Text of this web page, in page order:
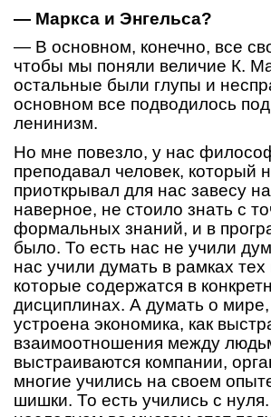
— Маркса и Энгельса?
— В основном, конечно, все
чтобы мы поняли величие К.
остальные были глупы и
основном все подводилось
ленинизм.
Но мне повезло, у нас
преподавал человек, который
приоткрывал для нас завесу
наверное, не стоило знать с
формальных знаний, и в
было. То есть нас не учили
нас учили думать в рамках
которые содержатся в
дисциплинах. А думать о мире,
устроена экономика, как
взаимоотношения между
выстраиваются компании,
многие учились на своем
шишки. То есть учились с